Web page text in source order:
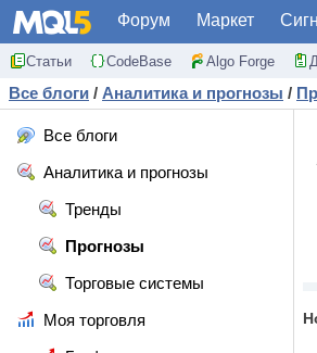
Форум Маркет
Статьи CodeBase Algo Forge
Все блоги / Аналитика и прогнозы /
Все блоги
Аналитика и прогнозы
Тренды
Прогнозы
Торговые системы
Моя торговля